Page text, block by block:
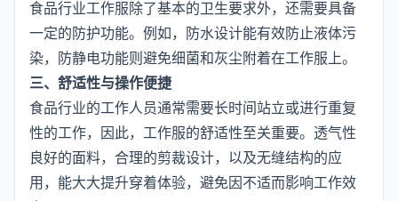
食品行业工作服除了基本的卫生要求外，还需要具备
一定的防护功能。例如，防水设计能有效防止液体污
染，防静电功能则避免细菌和灰尘附着在工作服上。
三、舒适性与操作便捷
食品行业的工作人员通常需要长时间站立或进行重复
性的工作，因此，工作服的舒适性至关重要。透气性
良好的面料，合理的剪裁设计，以及无缝结构的应
用，能大大提升穿着体验，避免因不适而影响工作效